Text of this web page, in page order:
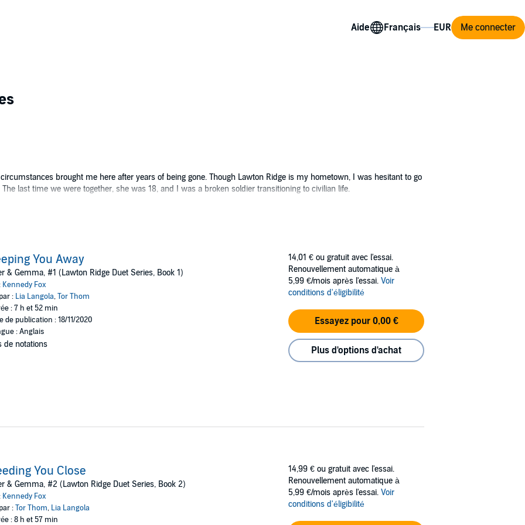
Aide Me connecter
brought me here after years of being gone. Though Lawton Ridge is my hometown, I was hesitant to go
last time we were together, she was 18, and I was a broken soldier transitioning to civilian life.
developed a bond I hadn’t anticipated. I crushed her heart the day I left, something I’ve never forgotten. But now
me - I should walk away again.
didn’t do, I trust no one, but Gemma gradually breaks down my walls and exposes the pain I’ve hidden underneath.
but it’s nearly impossible when I hear her sweet humming while I work and she slowly draws me back in. It’s a battle
my restraint - especially since she’s engaged to another man.
chance romance with lots of small-town, Southern drama. It's book one in the Tyler & Gemma duet and must be
You Away
& Gemma, #1 (Lawton Ridge Duet Series, Book 1)
Kennedy Fox
: Lia Langola,Tor Thom
: 7 h et 52 min
de publication : 18/11/2020
: Anglais
de notations
14,01 € ou gratuit avec l'essai.
Renouvellement automatique à
5,99 €/mois après l'essai. Voir
conditions d'éligibilité
Essayez pour 0,00 €
Plus d'options d'achat
You Close
& Gemma, #2 (Lawton Ridge Duet Series, Book 2)
Kennedy Fox
:Tor Thom, Lia Langola
: 8 h et 57 min
14,99 € ou gratuit avec l'essai.
Renouvellement automatique à
5,99 €/mois après l'essai. Voir
conditions d'éligibilité